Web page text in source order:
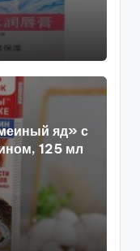
яд» с
125 мл